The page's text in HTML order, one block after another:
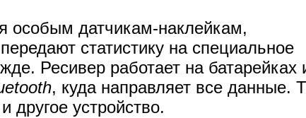
особым датчикам-наклейкам,
статистику на специальное
Ресивер работает на батарейках
, куда направляет все данные.
другое устройство.